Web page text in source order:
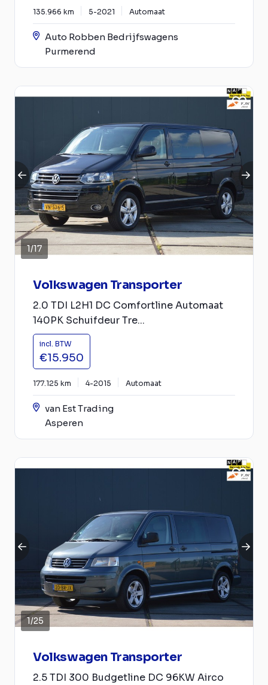
135.966 km 5-2021 Automaat
Auto Robben Bedrijfswagens
Purmerend
1/17
Volkswagen Transporter
2.0 TDI L2H1 DC Comfortline Automaat
140PK Schuifdeur Tre...
incl. BTW
€15.950
177.125 km 4-2015 Automaat
van Est Trading
Asperen
1/25
Volkswagen Transporter
2.5 TDI 300 Budgetline DC 96KW Airco